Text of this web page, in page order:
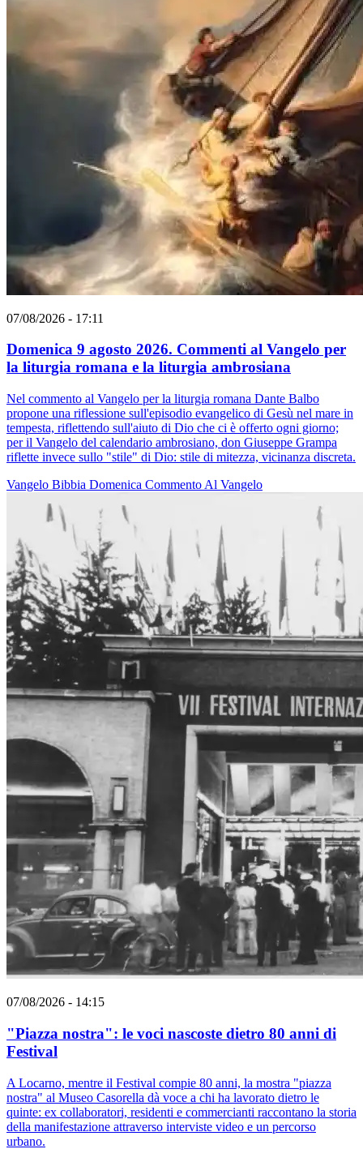
07/08/2026 - 17:11
Domenica 9 agosto 2026. Commenti al Vangelo per
la liturgia romana e la liturgia ambrosiana
Nel commento al Vangelo per la liturgia romana Dante Balbo
propone una riflessione sull'episodio evangelico di Gesù nel mare in
tempesta, riflettendo sull'aiuto di Dio che ci è offerto ogni giorno;
per il Vangelo del calendario ambrosiano, don Giuseppe Grampa
riflette invece sullo "stile" di Dio: stile di mitezza, vicinanza discreta.
Vangelo Bibbia Domenica Commento Al Vangelo
07/08/2026 - 14:15
"Piazza nostra": le voci nascoste dietro 80 anni di
Festival
A Locarno, mentre il Festival compie 80 anni, la mostra "piazza
nostra" al Museo Casorella dà voce a chi ha lavorato dietro le
quinte: ex collaboratori, residenti e commercianti raccontano la storia
della manifestazione attraverso interviste video e un percorso
urbano.